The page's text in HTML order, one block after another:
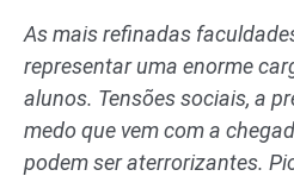
As mais refinadas
representar uma enorme
alunos. Tensões sociais, a
medo que vem com a
podem ser aterrorizantes.